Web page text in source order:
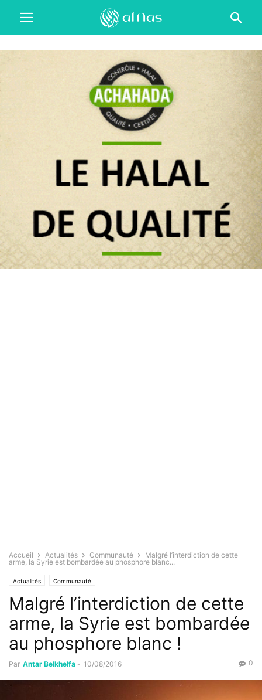
Accueil Actualités Communauté
Malgré l’interdiction de cette
arme, la Syrie est bombardée au phosphore blanc...
Actualités Communauté
Malgré l’interdiction de cette
arme, la Syrie est bombardée
au phosphore blanc !
Par Antar Belkhelfa - 10/08/2016 0